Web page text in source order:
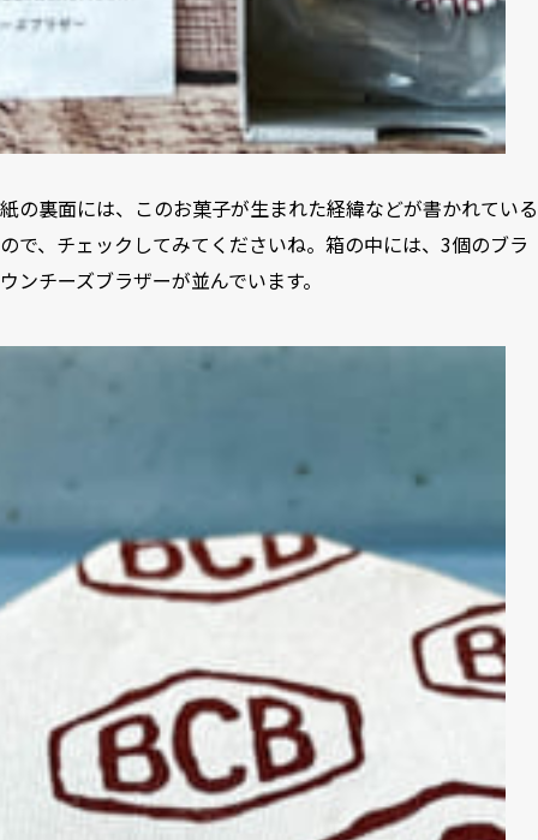
紙の裏面には、このお菓子が生まれた経緯などが書かれている
ので、チェックしてみてくださいね。箱の中には、3個のブラ
ウンチーズブラザーが並んでいます。